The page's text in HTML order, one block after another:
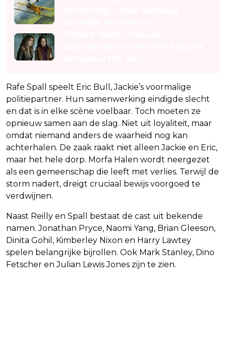
Rafe Spall speelt Eric Bull, Jackie’s voormalige
politiepartner. Hun samenwerking eindigde slecht
en dat is in elke scène voelbaar. Toch moeten ze
opnieuw samen aan de slag. Niet uit loyaliteit, maar
omdat niemand anders de waarheid nog kan
achterhalen. De zaak raakt niet alleen Jackie en Eric,
maar het hele dorp. Morfa Halen wordt neergezet
als een gemeenschap die leeft met verlies. Terwijl de
storm nadert, dreigt cruciaal bewijs voorgoed te
verdwijnen.
Naast Reilly en Spall bestaat de cast uit bekende
namen. Jonathan Pryce, Naomi Yang, Brian Gleeson,
Dinita Gohil, Kimberley Nixon en Harry Lawtey
spelen belangrijke bijrollen. Ook Mark Stanley, Dino
Fetscher en Julian Lewis Jones zijn te zien.